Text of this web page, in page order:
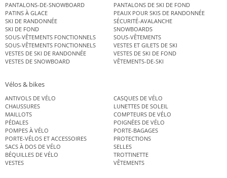
PANTALONS-DE-SNOWBOARD
PANTALONS DE SKI DE FOND
PATINS À GLACE
PEAUX POUR SKIS DE RANDONNÉE
SKI DE RANDONNÉE
SÉCURITÉ-AVALANCHE
SKI DE FOND
SNOWBOARDS
SOUS-VÊTEMENTS FONCTIONNELS
SOUS-VÊTEMENTS
SOUS-VÊTEMENTS FONCTIONNELS
VESTES ET GILETS DE SKI
VESTES DE SKI DE RANDONNÉE
VESTES DE SKI DE FOND
VESTES DE SNOWBOARD
VÊTEMENTS-DE-SKI
Vélos & bikes
ANTIVOLS DE VÉLO
CASQUES DE VÉLO
CHAUSSURES
LUNETTES DE SOLEIL
MAILLOTS
COMPTEURS DE VÉLO
PÉDALES
POIGNÉES DE VÉLO
POMPES À VÉLO
PORTE-BAGAGES
PORTE-VÉLOS ET ACCESSOIRES
PROTECTIONS
SACS À DOS DE VÉLO
SELLES
BÉQUILLES DE VÉLO
TROTTINETTE
VESTES
VÊTEMENTS